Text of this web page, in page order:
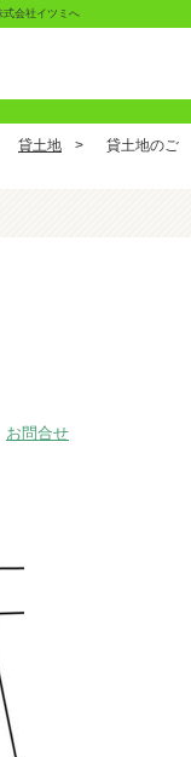
会社イツミへ
貸土地 >
貸土地のご
お問合せ